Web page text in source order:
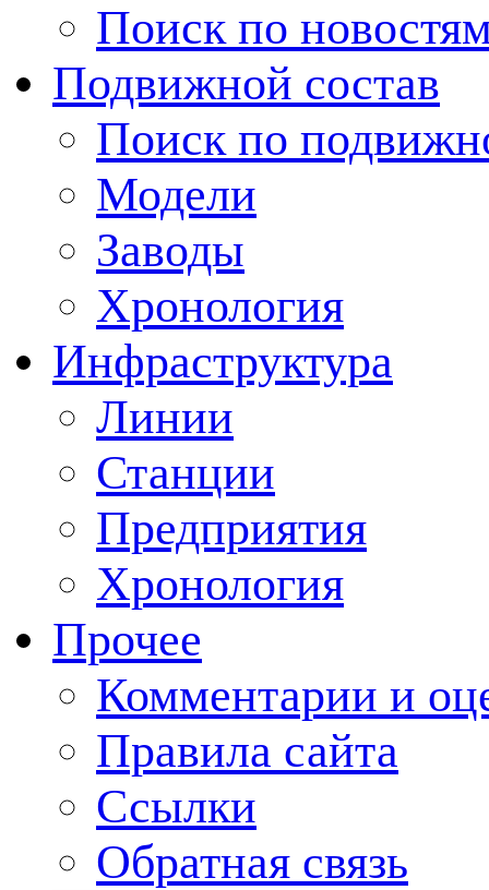
Поиск по
Подвижной состав
Поиск по
Модели
Заводы
Хронология
Инфраструктура
Линии
Станции
Предприятия
Хронология
Прочее
Комментарии и
Правила сайта
Ссылки
Обратная связь